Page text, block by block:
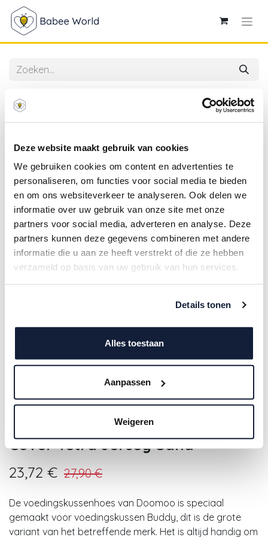
Deze website maakt gebruik van cookies
We gebruiken cookies om content en advertenties te
personaliseren, om functies voor social media te bieden
en om ons websiteverkeer te analyseren. Ook delen we
informatie over uw gebruik van onze site met onze
partners voor social media, adverteren en analyse. Deze
partners kunnen deze gegevens combineren met andere
informatie die u aan ze heeft verstrekt of die ze hebben
verzameld op basis van uw gebruik van hun services.
Details tonen
Alles toestaan
Aanpassen
Weigeren
Doomoo | Positioneringskussenhoes Buddy Cover
Tetra Jersey Sand
Doomoo |
Positioneringskussenhoes Buddy
Cover Tetra Jersey Sand
23,72 € 27,90€
De voedingskussenhoes van Doomoo is speciaal
gemaakt voor voedingskussen Buddy, dit is de grote
variant van het betreffende merk. Het is altijd handig om